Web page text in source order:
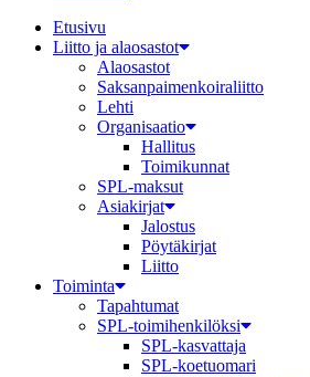
Etusivu
Liitto ja alaosastot
Alaosastot
Saksanpaimenkoira­liitto
Lehti
Organisaatio
Hallitus
Toimikunnat
SPL-maksut
Asiakirjat
Jalostus
Pöytäkirjat
Liitto
Toiminta
Tapahtumat
SPL-toimihenkilöksi
SPL-kasvattaja
SPL-koetuomari